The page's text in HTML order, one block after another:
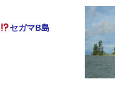
セガマB島